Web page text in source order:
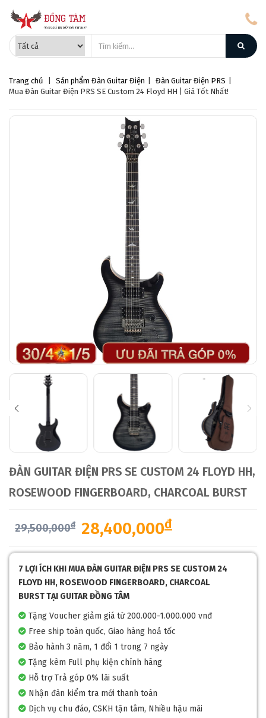
Trang chủ Sản phẩm Đàn Guitar Điện Đàn Guitar Điện PRS
Mua Đàn Guitar Điện PRS SE Custom 24 Floyd HH | Giá Tốt Nhất!
ĐÀN GUITAR ĐIỆN PRS SE CUSTOM 24 FLOYD HH,
ROSEWOOD FINGERBOARD, CHARCOAL BURST
29,500,000đ 28,400,000đ
7 LỢI ÍCH KHI MUA ĐÀN GUITAR ĐIỆN PRS SE CUSTOM 24
FLOYD HH, ROSEWOOD FINGERBOARD, CHARCOAL
BURST TẠI GUITAR ĐỒNG TÂM
Tặng Voucher giảm giá từ 200.000-1.000.000 vnđ
Free ship toàn quốc, Giao hàng hoả tốc
Bảo hành 3 năm, 1 đổi 1 trong 7 ngày
Tặng kèm Full phụ kiện chính hãng
Hỗ trợ Trả góp 0% lãi suất
Nhận đàn kiểm tra mới thanh toán
Dịch vụ chu đáo, CSKH tận tâm, Nhiều hậu mãi